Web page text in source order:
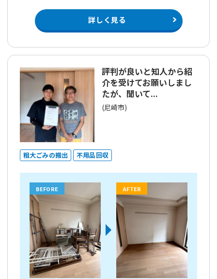
詳しく見る
評判が良いと知人から紹
介を受けてお願いしまし
たが、聞いて...
(尼崎市)
粗大ごみの搬出 不用品回収
BEFORE AFTER